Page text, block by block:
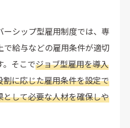
ーシップ型雇用制度では、専
で給与などの雇用条件が適切
。そこでジョブ型雇用を導入
に応じた雇用条件を設定で
して必要な人材を確保しや